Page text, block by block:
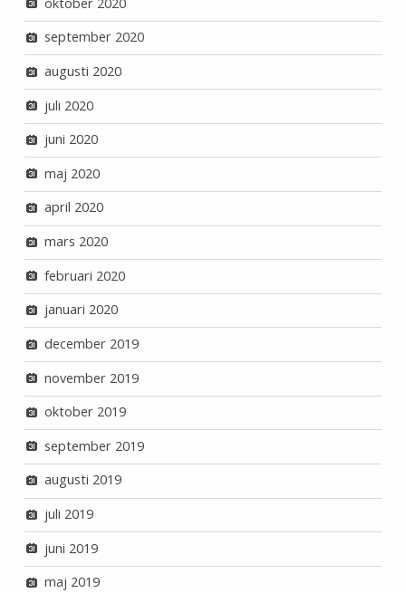
september 2020
augusti 2020
juli 2020
juni 2020
maj 2020
april 2020
mars 2020
februari 2020
januari 2020
december 2019
november 2019
oktober 2019
september 2019
augusti 2019
juli 2019
juni 2019
maj 2019